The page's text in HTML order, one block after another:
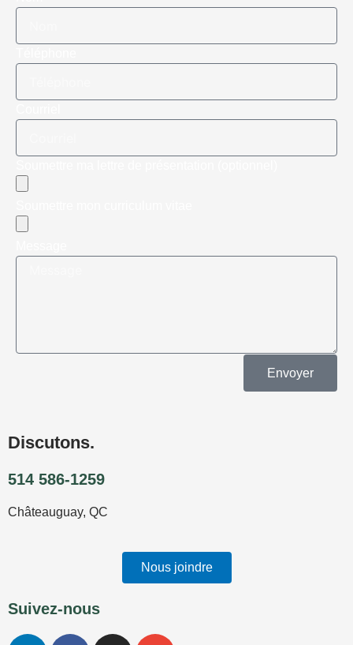
Envoyer
Discutons.
514 586-1259
Châteauguay, QC
Nous joindre
Suivez-nous